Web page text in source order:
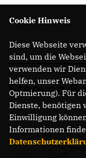
Steeven
Cookie Hinweis
Diese Webseite
sind, um die
verwenden wir
helfen, unser
Optmierung). Für
Dienste, benötigen
Einwilligung
Informationen